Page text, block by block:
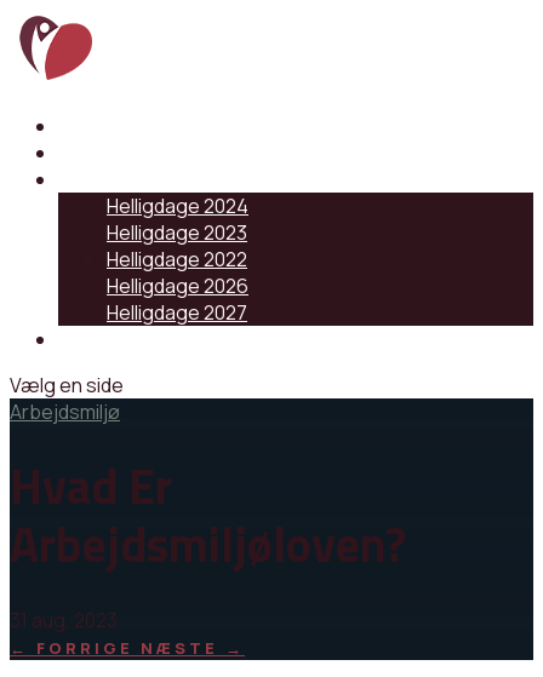
Helligdage 2024
Helligdage 2023
Helligdage 2022
Helligdage 2026
Helligdage 2027
Vælg en side
Arbejdsmiljø
Hvad Er
Arbejdsmiljøloven?
31 aug, 2023
← FORRIGE NÆSTE →